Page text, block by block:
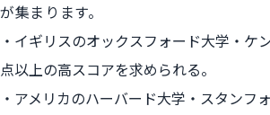
が集まります。
イギリスのオックスフォード大学・ケ
点以上の高スコアを求められる。
アメリカのハーバード大学・スタンフ